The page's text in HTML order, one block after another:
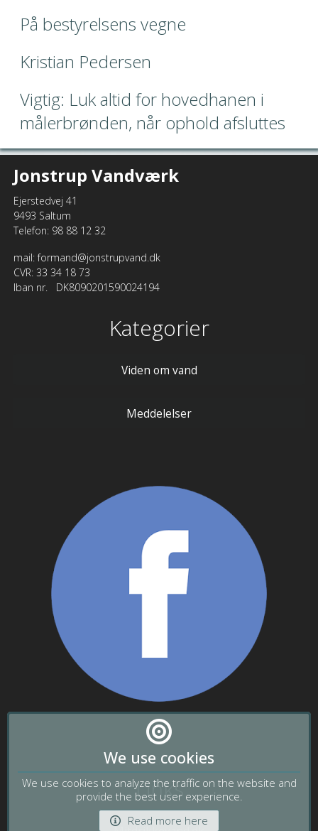
På bestyrelsens vegne
Kristian Pedersen
Vigtig: Luk altid for hovedhanen i
målerbrønden, når ophold afsluttes
Jonstrup Vandværk
Ejerstedvej 41
9493 Saltum
Telefon: 98 88 12 32
mail: formand@jonstrupvand.dk
CVR: 33 34 18 73
Iban nr.   DK8090201590024194
Kategorier
Viden om vand
Meddelelser
Følg os på facebook
Links
We use cookies
We use cookies to analyze the traffic on the website and
provide the best user experience.
Read more here